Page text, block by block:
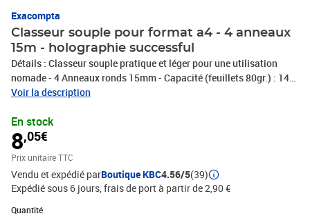
Exacompta
Classeur souple pour format a4 - 4 anneaux
15m - holographie successful
Détails : Classeur souple pratique et léger pour une utilisation
nomade - 4 Anneaux ronds 15mm - Capacité (feuillets 80gr.) : 140
environ. Dimensions : 24 x 32 cm, adapté au classement de feuilles
Polypropylène - Marquage holographique cuivré - Métal Modèle :
Holographie Successful Marque : Exacompta Fabriqué en France
Voir la description
En stock
8,05€
Prix unitaire TTC
Vendu et expédié parBoutique KBC4.56/5(39)
Expédié sous 6 jours, frais de port à partir de 2,90 €
Quantité
Quantité : 1